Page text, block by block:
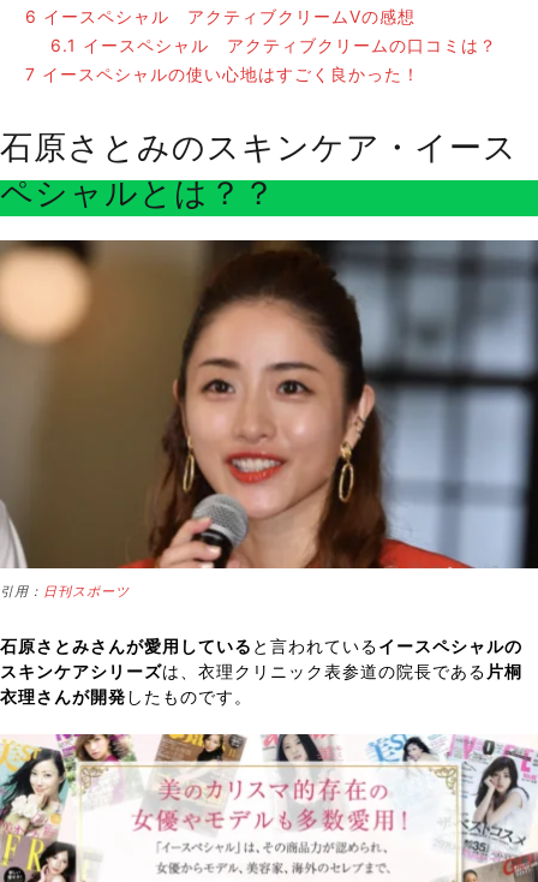
6 イースペシャル アクティブクリームVの感想
6.1 イースペシャル アクティブクリームの口コミは？
7 イースペシャルの使い心地はすごく良かった！
石原さとみのスキンケア・イース
ペシャルとは？？
引用： 日刊スポーツ
石原さとみさんが愛用している と言われているイースペシャルの
スキンケアシリーズは、衣理クリニック表参道の院長である 片桐
衣理さんが開発 したものです。